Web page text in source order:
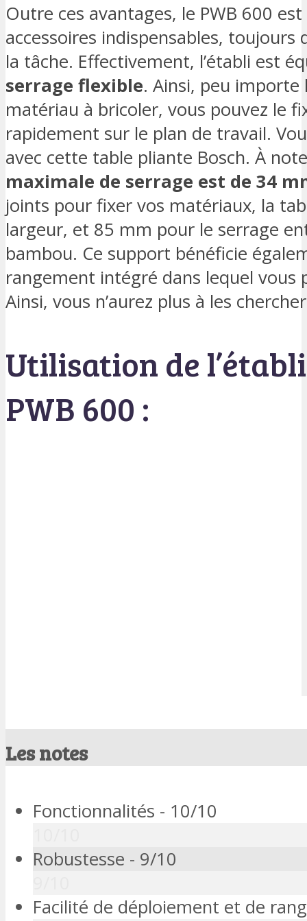
Outre ces avantages, le PWB 600
accessoires indispensables,
la tâche. Effectivement, l’établi est
serrage flexible. Ainsi, peu
matériau à bricoler, vous pouvez le
rapidement sur le plan de travail.
avec cette table pliante Bosch. À
maximale de serrage est de 34
joints pour fixer vos matériaux, la
largeur, et 85 mm pour le serrage
bambou. Ce support bénéficie
rangement intégré dans lequel vous
Ainsi, vous n’aurez plus à les
Utilisation de
PWB 600 :
Les notes
Fonctionnalités - 10/10
Robustesse - 9/10
Facilité de déploiement et de